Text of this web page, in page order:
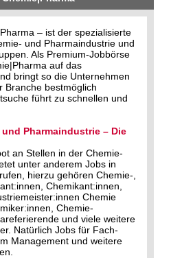
– ist der spezialisierte
und Pharmaindustrie und
Als Premium-Jobbörse
auf das
bringt so die Unternehmen
Branche bestmöglich
führt zu schnellen und
Pharmaindustrie – Die
an Stellen in der Chemie-
unter anderem Jobs in
hierzu gehören Chemie-,
Chemikant:innen,
Chemie
Chemie-
und viele weitere
Natürlich Jobs für Fach-
Management und weitere